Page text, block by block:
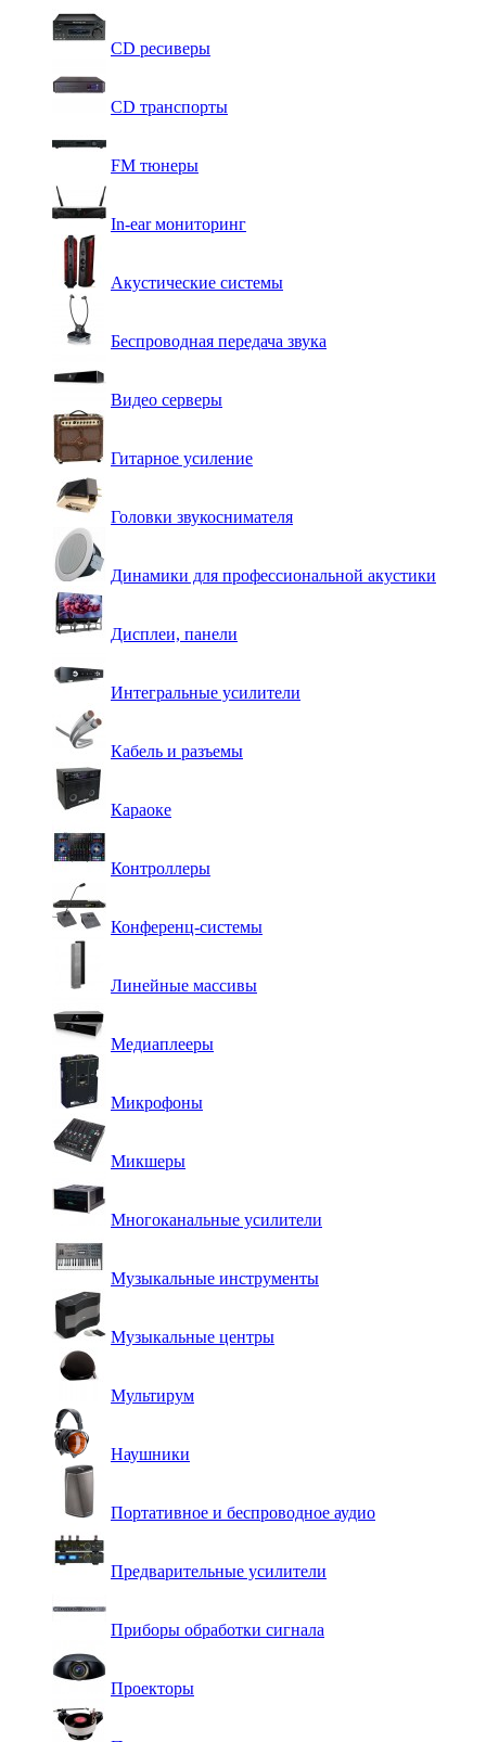
CD ресиверы
CD транспорты
FM тюнеры
In-ear мониторинг
Акустические системы
Беспроводная передача звука
Видео серверы
Гитарное усиление
Головки звукоснимателя
Динамики для профессиональной акустики
Дисплеи, панели
Интегральные усилители
Кабель и разъемы
Караоке
Контроллеры
Конференц-системы
Линейные массивы
Медиаплееры
Микрофоны
Микшеры
Многоканальные усилители
Музыкальные инструменты
Музыкальные центры
Мультирум
Наушники
Портативное и беспроводное аудио
Предварительные усилители
Приборы обработки сигнала
Проекторы